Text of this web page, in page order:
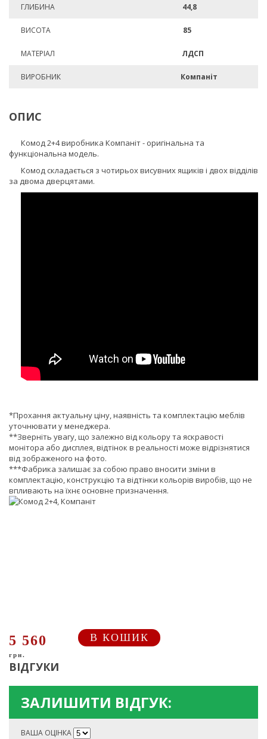
ГЛИБИНА 44,8
ВИСОТА 85
МАТЕРІАЛ ЛДСП
ВИРОБНИК Компаніт
ОПИС
Комод 2+4 виробника Компаніт - оригінальна та
функціональна модель.
Комод складається з чотирьох висувних ящиків і двох відділів
за двома дверцятами.
*Прохання актуальну ціну, наявність та комплектацію меблів
уточнювати у менеджера.
**Зверніть увагу, що залежно від кольору та яскравості
монітора або дисплея, відтінок в реальності може відрізнятися
від зображеного на фото.
***Фабрика залишає за собою право вносити зміни в
комплектацію, конструкцію та відтінки кольорів виробів, що не
впливають на їхнє основне призначення.
5 560
грн.
В КОШИК
ВІДГУКИ
ЗАЛИШИТИ ВІДГУК:
ВАША ОЦІНКА